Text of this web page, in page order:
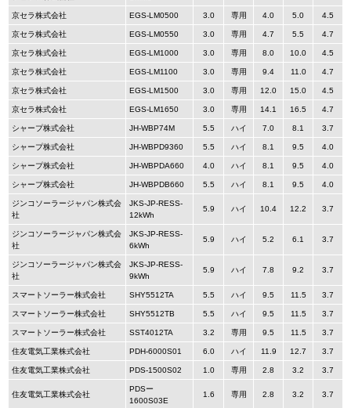
京セラ株式会社 EGS-LM0500 3.0 専用 4.0 5.0 4.5
京セラ株式会社 EGS-LM0550 3.0 専用 4.7 5.5 4.7
京セラ株式会社 EGS-LM1000 3.0 専用 8.0 10.0 4.5
京セラ株式会社 EGS-LM1100 3.0 専用 9.4 11.0 4.7
京セラ株式会社 EGS-LM1500 3.0 専用 12.0 15.0 4.5
京セラ株式会社 EGS-LM1650 3.0 専用 14.1 16.5 4.7
シャープ株式会社 JH-WBP74M 5.5 ハイ 7.0 8.1 3.7
シャープ株式会社 JH-WBPD9360 5.5 ハイ 8.1 9.5 4.0
シャープ株式会社 JH-WBPDA660 4.0 ハイ 8.1 9.5 4.0
シャープ株式会社 JH-WBPDB660 5.5 ハイ 8.1 9.5 4.0
ジンコソーラージャパン株式会
社
JKS-JP-RESS-
12kWh
5.9 ハイ 10.4 12.2 3.7
ジンコソーラージャパン株式会
社
JKS-JP-RESS-
6kWh
5.9 ハイ 5.2 6.1 3.7
ジンコソーラージャパン株式会
社
JKS-JP-RESS-
9kWh
5.9 ハイ 7.8 9.2 3.7
スマートソーラー株式会社 SHY5512TA 5.5 ハイ 9.5 11.5 3.7
スマートソーラー株式会社 SHY5512TB 5.5 ハイ 9.5 11.5 3.7
スマートソーラー株式会社 SST4012TA 3.2 専用 9.5 11.5 3.7
住友電気工業株式会社 PDH-6000S01 6.0 ハイ 11.9 12.7 3.7
住友電気工業株式会社 PDS-1500S02 1.0 専用 2.8 3.2 3.7
住友電気工業株式会社
PDSー
1600S03E
1.6 専用 2.8 3.2 3.7